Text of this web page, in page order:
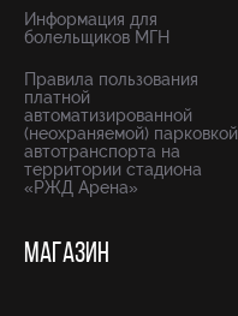
Информация для
болельщиков МГН
Правила пользования
платной
автоматизированной
(неохраняемой) парковкой
автотранспорта на
территории стадиона
«РЖД Арена»
МАГАЗИН